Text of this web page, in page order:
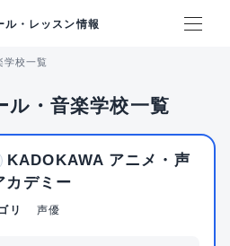
ル・レッスン情報
学校一覧
ル・音楽学校一覧
KADOKAWA アニメ・声
カデミー
リ 声優